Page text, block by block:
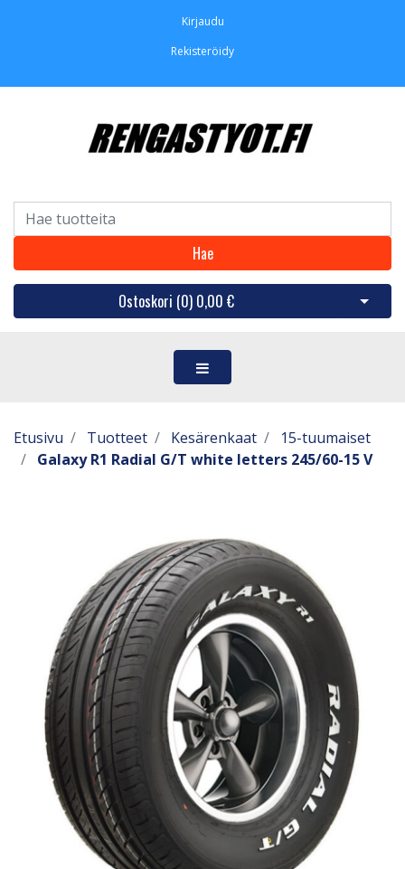
Kirjaudu
Rekisteröidy
Hae
Ostoskori (0) 0,00 € Avaa
Etusivu Tuotteet Kesärenkaat
15-tuumaiset
Galaxy R1 Radial G/T white letters 245/60-15 V